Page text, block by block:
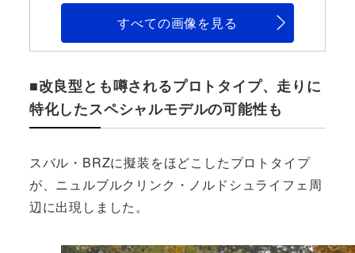
すべての画像を見る
■改良型とも噂されるプロトタイプ、走りに
特化したスペシャルモデルの可能性も
スバル・BRZに擬装をほどこしたプロトタイプ
が、ニュルブルクリンク・ノルドシュライフェ周
辺に出現しました。